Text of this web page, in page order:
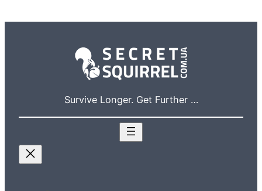
Survive Longer. Get Further …